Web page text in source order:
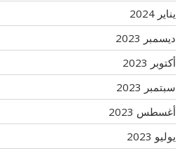
يناير 2024
ديسمبر 2023
أكتوبر 2023
سبتمبر 2023
أغسطس 2023
يوليو 2023